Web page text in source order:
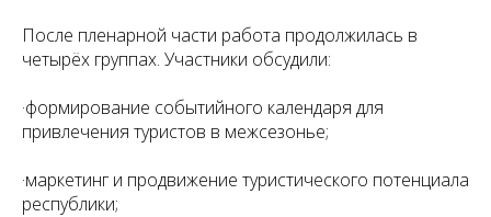
После пленарной части работа продолжилась в
четырёх группах. Участники обсудили:
·формирование событийного календаря для
привлечения туристов в межсезонье;
·маркетинг и продвижение туристического потенциала
республики;